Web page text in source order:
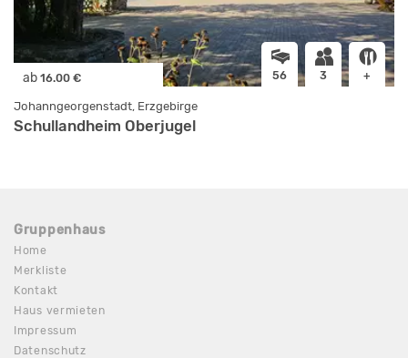
ab 16.00 € 56 3 +
Johanngeorgenstadt, Erzgebirge
Schullandheim Oberjugel
Gruppenhaus
Home
Merkliste
Kontakt
Haus vermieten
Impressum
Datenschutz